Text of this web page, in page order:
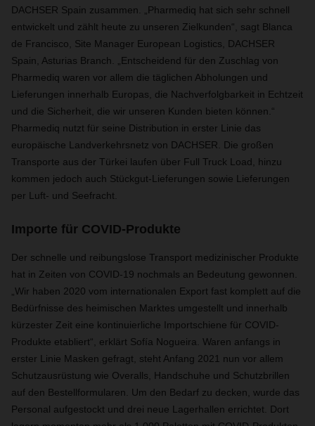
DACHSER Spain zusammen. „Pharmediq hat sich sehr schnell
entwickelt und zählt heute zu unseren Zielkunden“, sagt Blanca
de Francisco, Site Manager European Logistics, DACHSER
Spain, Asturias Branch. „Entscheidend für den Zuschlag von
Pharmediq waren vor allem die täglichen Abholungen und
Lieferungen innerhalb Europas, die Nachverfolgbarkeit in Echtzeit
und die Sicherheit, die wir unseren Kunden bieten können.“
Pharmediq nutzt für seine Distribution in erster Linie das
europäische Landverkehrsnetz von DACHSER. Die großen
Transporte aus der Türkei laufen über Full Truck Load, hinzu
kommen jedoch auch Stückgut-Lieferungen sowie Lieferungen
per Luft- und Seefracht.
Importe für COVID-Produkte
Der schnelle und reibungslose Transport medizinischer Produkte
hat in Zeiten von COVID-19 nochmals an Bedeutung gewonnen.
„Wir haben 2020 vom internationalen Export fast komplett auf die
Bedürfnisse des heimischen Marktes umgestellt und innerhalb
kürzester Zeit eine kontinuierliche Importschiene für COVID-
Produkte etabliert“, erklärt Sofía Nogueira. Waren anfangs in
erster Linie Masken gefragt, steht Anfang 2021 nun vor allem
Schutzausrüstung wie Overalls, Handschuhe und Schutzbrillen
auf den Bestellformularen. Um den Bedarf zu decken, wurde das
Personal aufgestockt und drei neue Lagerhallen errichtet. Dort